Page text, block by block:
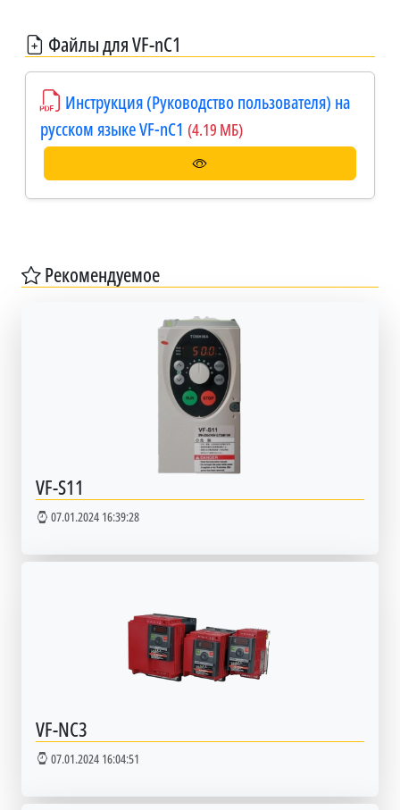
Файлы для VF-nC1
Инструкция (Руководство пользователя) на
русском языке VF-nC1 (4.19 МБ)
Рекомендуемое
VF-S11
07.01.2024 16:39:28
VF-NC3
07.01.2024 16:04:51